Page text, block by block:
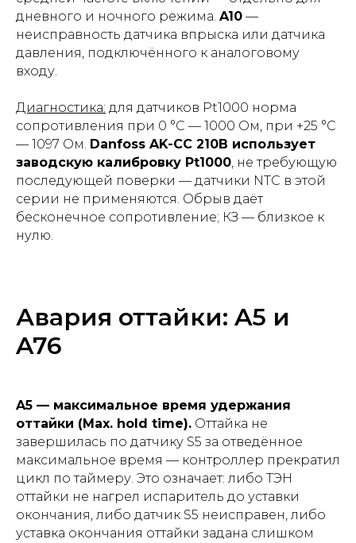
дневного и ночного режима. A10 —
неисправность датчика впрыска или датчика
давления, подключённого к аналоговому
входу.
Диагностика: для датчиков Pt1000 норма
сопротивления при 0 °C — 1000 Ом, при +25 °C
— 1097 Ом. Danfoss AK-CC 210B использует
заводскую калибровку Pt1000, не требующую
последующей поверки — датчики NTC в этой
серии не применяются. Обрыв даёт
бесконечное сопротивление; КЗ — близкое к
нулю.
Авария оттайки: A5 и
A76
A5 — максимальное время удержания
оттайки (Max. hold time). Оттайка не
завершилась по датчику S5 за отведённое
максимальное время — контроллер прекратил
цикл по таймеру. Это означает: либо ТЭН
оттайки не нагрел испаритель до уставки
окончания, либо датчик S5 неисправен, либо
уставка окончания оттайки задана слишком